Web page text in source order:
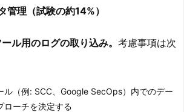
管理（試験の約14%）
ル用のログの取り込み。 考慮事項は次
ル（例: SCC、Google SecOps）内でのデー
ローチを決定する